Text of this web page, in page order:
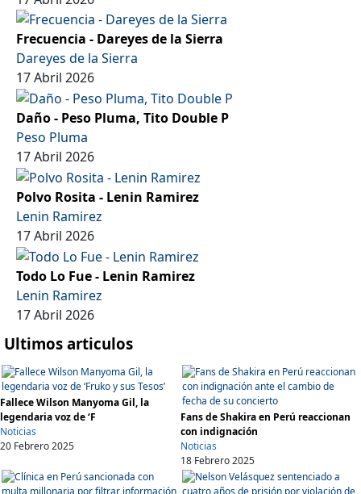
Frecuencia - Dareyes de la Sierra
Dareyes de la Sierra
17 Abril 2026
Daño - Peso Pluma, Tito Double P
Peso Pluma
17 Abril 2026
Polvo Rosita - Lenin Ramirez
Lenin Ramirez
17 Abril 2026
Todo Lo Fue - Lenin Ramirez
Lenin Ramirez
17 Abril 2026
Ultimos articulos
Fallece Wilson Manyoma Gil, la
legendaria voz de ‘F
Noticias
20 Febrero 2025
Fans de Shakira en Perú reaccionan
con indignación
Noticias
18 Febrero 2025